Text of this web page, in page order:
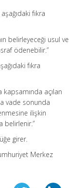
fıkra
belirleyeceği usul ve
ödenebilir.”
fıkra
kapsamında açılan
vade sonunda
ilişkin
belirlenir.”
girer.
Merkez